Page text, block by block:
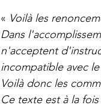
« Voilà les
Dans
n'acceptent
incompatible avec
Voilà donc les
Ce texte est à la